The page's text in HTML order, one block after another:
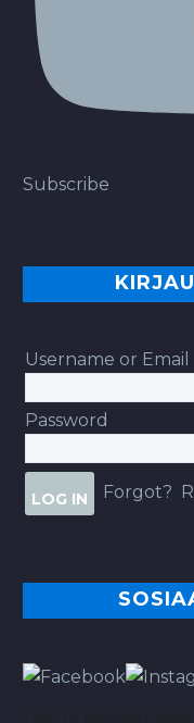
Subscribe
Username or Email
Password
Forgot?